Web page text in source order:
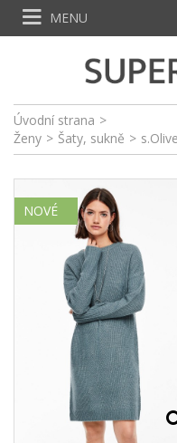
Úvodní strana >
Ženy > Šaty, sukně >
NOVÉ
MENU